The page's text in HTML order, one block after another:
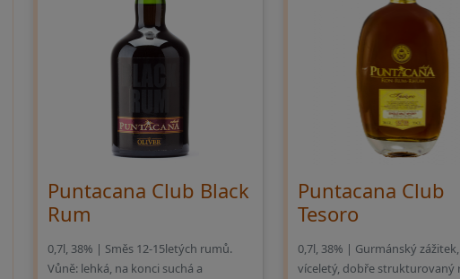
Puntacana Club Black
Rum
0,7l, 38% | Směs 12-15letých rumů.
Vůně: lehká, na konci suchá a
Puntacana Club
Tesoro
0,7l, 38% | Gurmánský zážitek,
víceletý, dobře strukturovaný